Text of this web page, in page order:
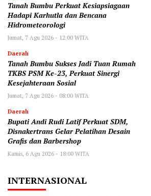
Tanah Bumbu Perkuat Kesiapsiagaan
Hadapi Karhutla dan Bencana
Hidrometeorologi
Jumat, 7 Agu 2026 - 12:00 WITA
Daerah
Tanah Bumbu Sukses Jadi Tuan Rumah
TKBS PSM Ke-23, Perkuat Sinergi
Kesejahteraan Sosial
Jumat, 7 Agu 2026 - 08:00 WITA
Daerah
Bupati Andi Rudi Latif Perkuat SDM,
Disnakertrans Gelar Pelatihan Desain
Grafis dan Barbershop
Kamis, 6 Agu 2026 - 18:00 WITA
INTERNASIONAL